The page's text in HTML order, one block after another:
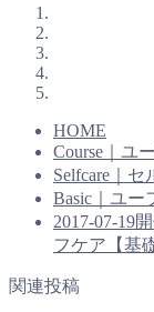
HOME
Course｜ユ
Selfcare｜セ
Basic｜ユー
2017-07-19
フケア【基
関連投稿